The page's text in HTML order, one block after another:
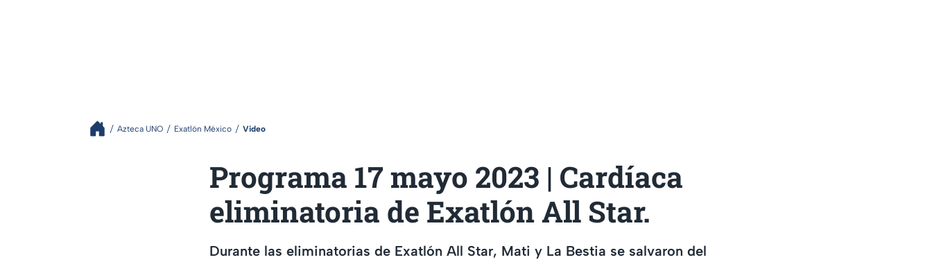
Azteca UNO Exatlón México Video
Programa 17 mayo 2023 | Cardíaca
eliminatoria de Exatlón All Star.
Durante las eliminatorias de Exatlón All Star, Mati y La Bestia se salvaron del